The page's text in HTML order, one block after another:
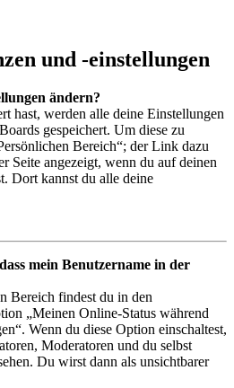
und -einstellungen
ändern?
hast, werden alle deine Einstellungen
gespeichert. Um diese zu
Bereich“; der Link dazu
Seite angezeigt, wenn du auf deinen
Dort kannst du alle deine
mein Benutzername in der
Bereich findest du in den
„Meinen Online-Status während
Wenn du diese Option einschaltest,
Moderatoren und du selbst
Du wirst dann als unsichtbarer